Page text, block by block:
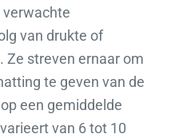
verwachte
van drukte of
Ze streven ernaar om
te geven van de
een gemiddelde
van 6 tot 10